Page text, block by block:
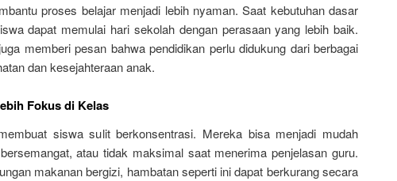
proses belajar menjadi lebih nyaman. Saat kebutuhan dasar
dapat memulai hari sekolah dengan perasaan yang lebih baik.
memberi pesan bahwa pendidikan perlu didukung dari berbagai
dan kesejahteraan anak.
Fokus di Kelas
siswa sulit berkonsentrasi. Mereka bisa menjadi mudah
atau tidak maksimal saat menerima penjelasan guru.
makanan bergizi, hambatan seperti ini dapat berkurang secara